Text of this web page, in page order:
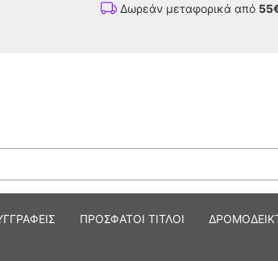
Δωρεάν μεταφορικά από
ΠΡΟΣΦΑΤΟΙ ΤΙΤΛΟΙ